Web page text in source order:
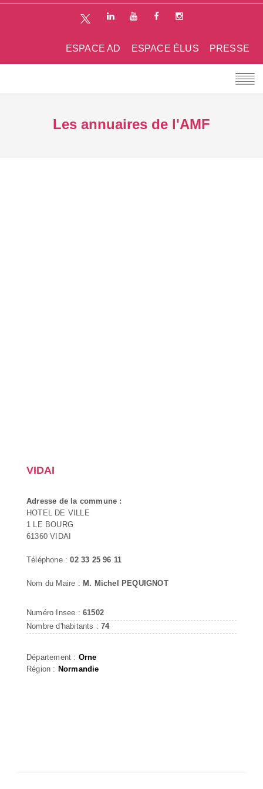
PRESSE
ESPACE ÉLUS
ESPACE AD
Les annuaires de l'AMF
VIDAI
Adresse de la commune :
HOTEL DE VILLE
1 LE BOURG
61360 VIDAI
Téléphone :02 33 25 96 11
Nom du Maire : M. Michel PEQUIGNOT
Numéro Insee : 61502
Nombre d'habitants :74
Département : Orne
Région : Normandie